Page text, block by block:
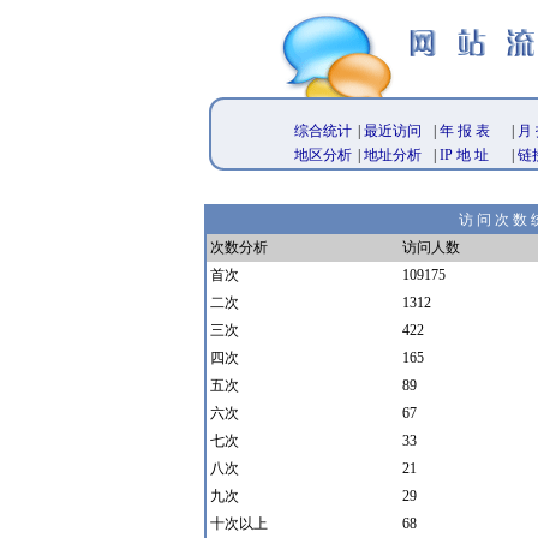
综合统计 最近访问 年 报 表
月
地区分析
地址分析 IP 地 址 链
访 问 次 数
次数分析
访问人数
首次
109175
二次
1312
三次
422
四次
165
五次
89
六次
67
七次
33
八次
21
九次
29
十次以上
68